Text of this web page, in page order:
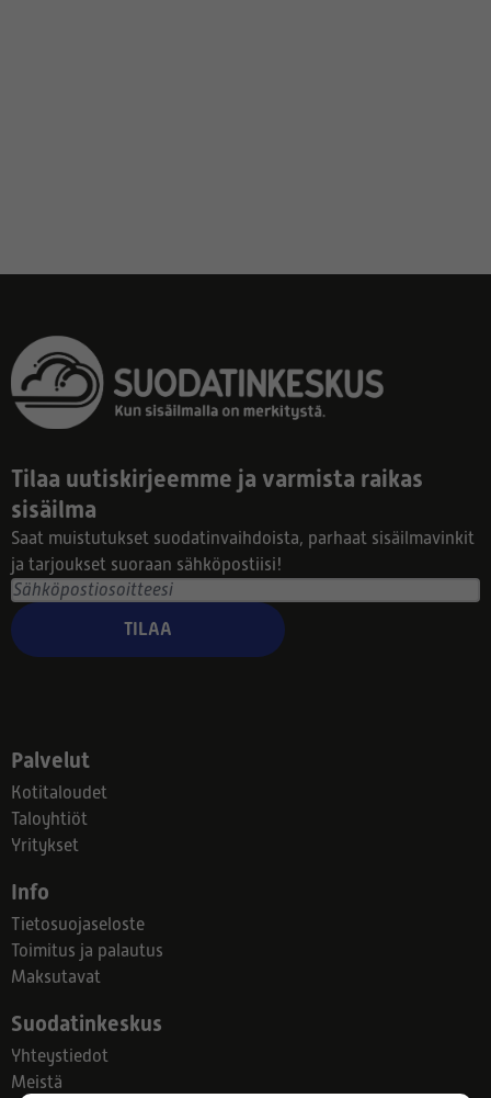
Tilaa uutiskirjeemme ja varmista raikas
sisäilma
Saat muistutukset suodatinvaihdoista, parhaat sisäilmavinkit
ja tarjoukset suoraan sähköpostiisi!
TILAA
Palvelut
Kotitaloudet
Taloyhtiöt
Yritykset
Info
Tietosuojaseloste
Toimitus ja palautus
Maksutavat
Suodatinkeskus
Yhteystiedot
Meistä